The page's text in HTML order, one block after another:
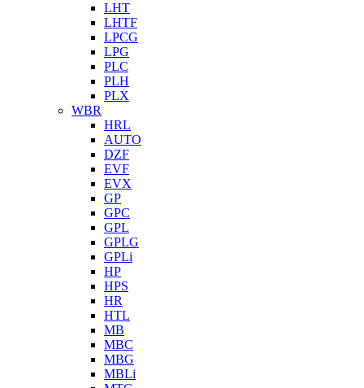
LHT
LHTF
LPCG
LPG
PLC
PLH
PLX
WBR
HRL
AUTO
DZF
EVF
EVX
GP
GPC
GPL
GPLG
GPLi
HP
HPS
HR
HTL
MB
MBC
MBG
MBLi